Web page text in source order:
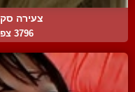
צעירה
3796 צפיות